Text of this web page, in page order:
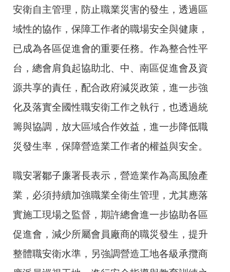
安衛自主管理，防止職業災害的發生，透過區
域性的協作，保障工作者的職場安全與健康，
已成為各區促進會的重要任務。作為整合性平
台，總會肩負起協助北、中、南區促進會及資
源共享的責任，配合政府減災政策，進一步強
化及落實全國性職安衛工作之執行，也透過統
籌與協調，放大區域合作效益，進一步降低職
災發生率，保障營造業工作者的權益與安全。
職安署鄒子廉署長表示，營造業作為高風險產
業，必須持續加強職業全衛生管理，尤其應落
實施工現場之監督，期許總會進一步協助各區
促進會，減少所屬會員廠商的職災發生，提升
整體職安衛水準，另強調營造工地各級承攬商